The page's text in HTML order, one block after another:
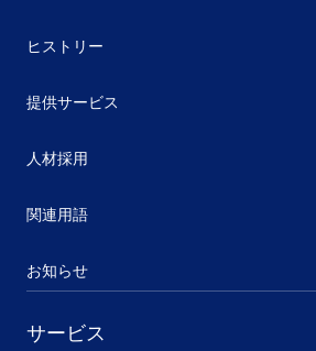
ヒストリー
提供サービス
人材採用
関連用語
お知らせ
サービス